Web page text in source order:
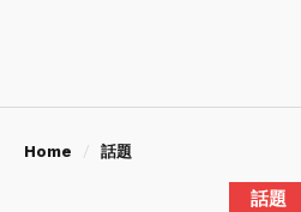
Home 話題
話題